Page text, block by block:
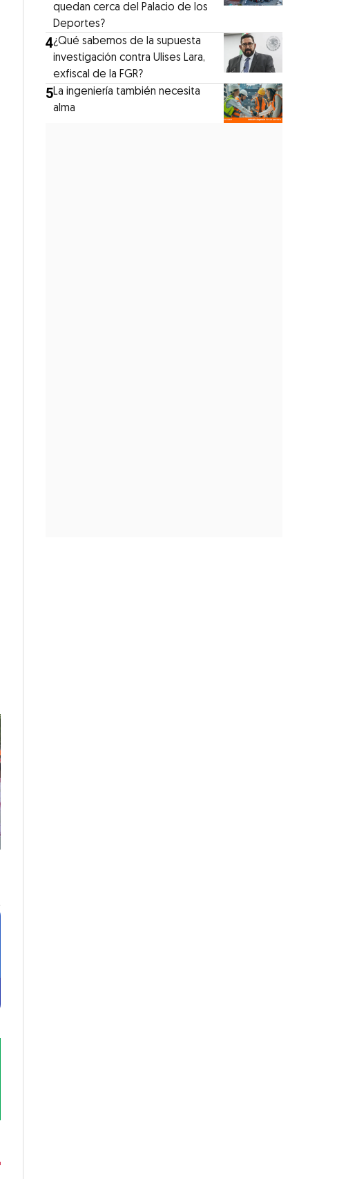
quedan cerca del Palacio de los
Deportes?
4¿Qué sabemos de la supuesta
investigación contra Ulises Lara,
exfiscal de la FGR?
5La ingeniería también necesita
alma